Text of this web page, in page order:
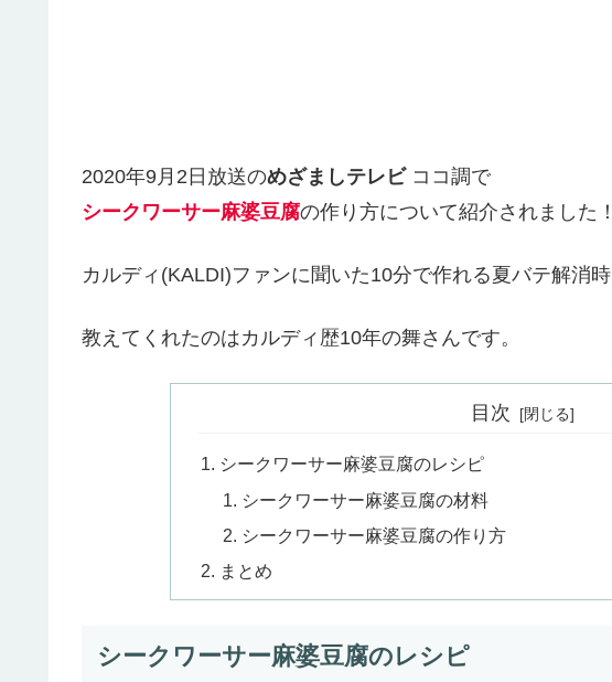
2020年9月2日放送のめざましテレビココ調で
シークワーサー麻婆豆腐の作り方について紹介されました！
カルディ(KALDI)ファンに聞いた10分で作れる夏バテ解消時
教えてくれたのはカルディ歴10年の舞さんです。
目次
シークワーサー麻婆豆腐のレシピ
シークワーサー麻婆豆腐の材料
シークワーサー麻婆豆腐の作り方
まとめ
シークワーサー麻婆豆腐のレシピ